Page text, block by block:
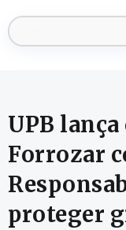
UPB
Forrozar
proteger